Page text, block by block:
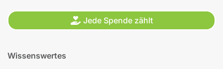
Jede Spende zählt
Wissenswertes